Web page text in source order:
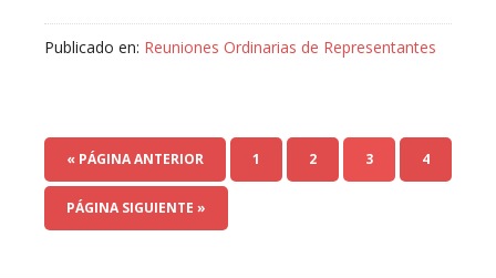
Publicado en: Reuniones Ordinarias de Representantes
« PÁGINA ANTERIOR 1 2 3 4
PÁGINA SIGUIENTE »